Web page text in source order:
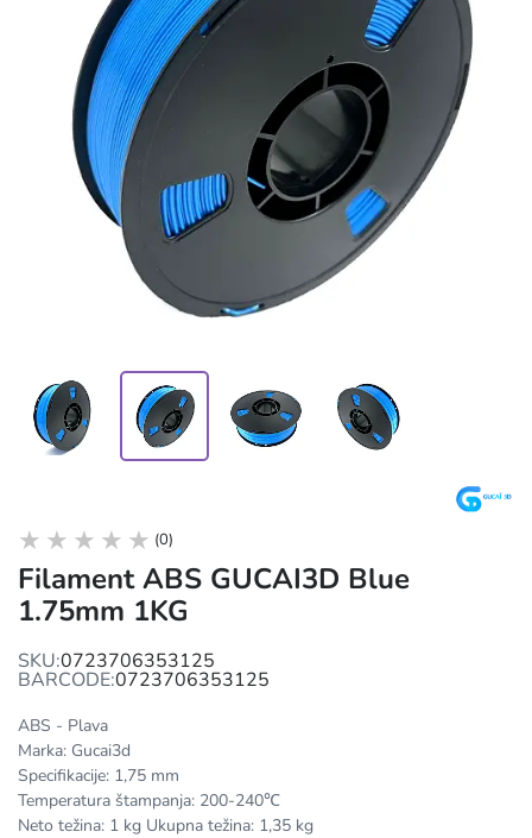
(0)
Filament ABS GUCAI3D Blue
1.75mm 1KG
SKU:0723706353125
BARCODE:0723706353125
ABS - Plava
Marka: Gucai3d
Specifikacije: 1,75 mm
Temperatura štampanja: 200-240℃
Neto težina: 1 kg Ukupna težina: 1,35 kg